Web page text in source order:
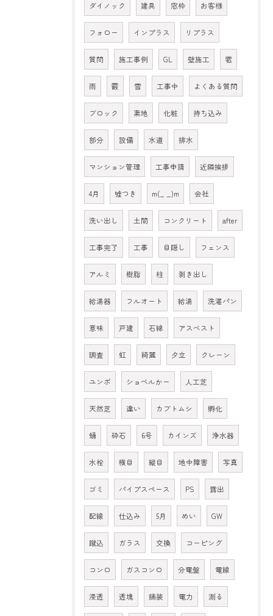
ダイノック 建具 窓枠 お客様
フォロー インプラス リプラス
質問 施工事例 GL 壁施工 雹
雨 霰 雪 工事中 よくある質問
ブロック 素地 化粧 持ち込み
部分 設備 水道 排水
マンション管理 工事申請 近隣挨拶
4月 嘘つき m(_ _)m 会社
洗い出し 土間 コンクリート after
工事完了 工事 目隠し フェンス
アルミ 樹脂 柱 剥き出し
給湯器 フルオート 給湯 洗濯パン
意味 戸建 石綿 アスベスト
調査 虹 綺麗 夕立 クレーン
ユンボ ショベルかー 人工芝
天然芝 違い カブトムシ 孵化
蛹 砕石 6号 カインズ 浄水器
水栓 横目 縦目 地中障害 写真
ゴミ パイプスペース PS 露出
配線 仕込み 5月 めい GW
蹴込 ガラス 交換 コーピング
コンロ ガスコンロ 分電盤 電線
浸透 透塊 舗装 電力 測る